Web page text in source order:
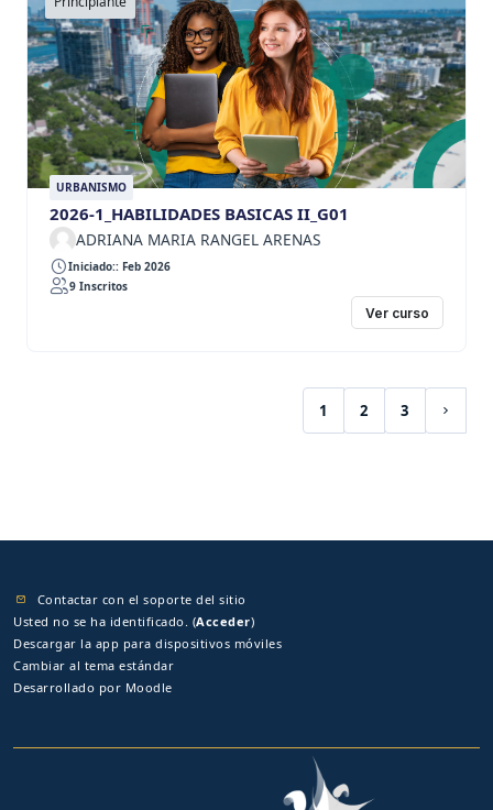
URBANISMO
2026-1_HABILIDADES BASICAS II_G01
ADRIANA MARIA RANGEL ARENAS
Iniciado:: Feb 2026
9 Inscritos
Ver curso
1
(current)
2 3
Contactar con el soporte del sitio
Usted no se ha identificado. (Acceder)
Descargar la app para dispositivos móviles
Cambiar al tema estándar
Desarrollado por Moodle